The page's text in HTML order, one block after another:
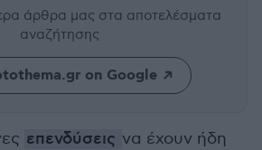
άρθρα μας στα αποτελέσματα
αναζήτησης
on Google
επενδύσεις να έχουν ήδη